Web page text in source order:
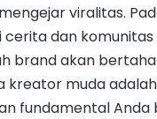
viralitas.
cerita dan
brand akan
kreator muda
fundamental